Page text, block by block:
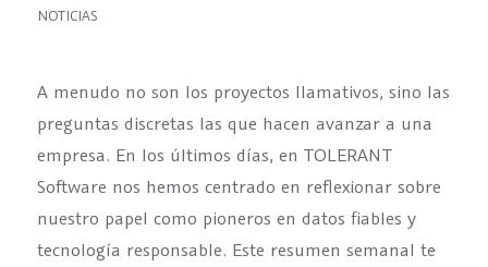
NOTICIAS
A menudo no son los proyectos llamativos, sino las
preguntas discretas las que hacen avanzar a una
empresa. En los últimos días, en TOLERANT
Software nos hemos centrado en reflexionar sobre
nuestro papel como pioneros en datos fiables y
tecnología responsable. Este resumen semanal te